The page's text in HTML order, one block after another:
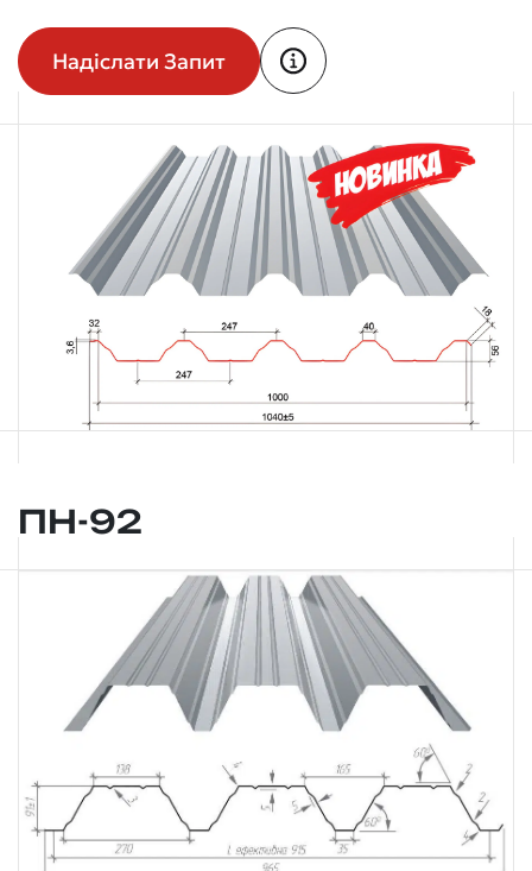
Надіслати Запит
ПН-92